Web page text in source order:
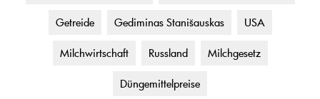
Getreide Gediminas Stanišauskas USA
Milchwirtschaft Russland Milchgesetz
Düngemittelpreise